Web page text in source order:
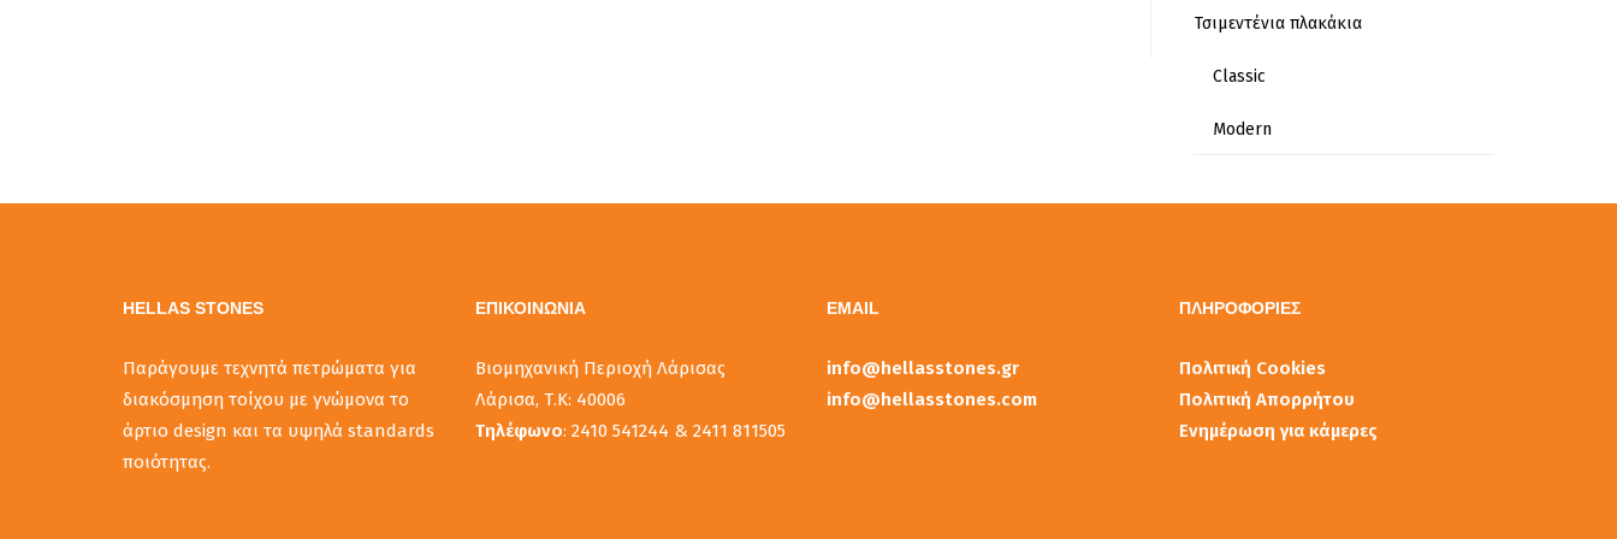
Τσιμεντένια πλακάκια
Classic
Modern
HELLAS STONES
Παράγουμε τεχνητά πετρώματα για
διακόσμηση τοίχου με γνώμονα το
άρτιο design και τα υψηλά standards
ποιότητας.
ΕΠΙΚΟΙΝΩΝΙΑ
Βιομηχανική Περιοχή Λάρισας
Λάρισα, Τ.Κ: 40006
Τηλέφωνο: 2410 541244 & 2411 811505
EMAIL
info@hellasstones.gr
info@hellasstones.com
ΠΛΗΡΟΦΟΡΙΕΣ
Πολιτική Cookies
Πολιτική Απορρήτου
Ενημέρωση για κάμερες